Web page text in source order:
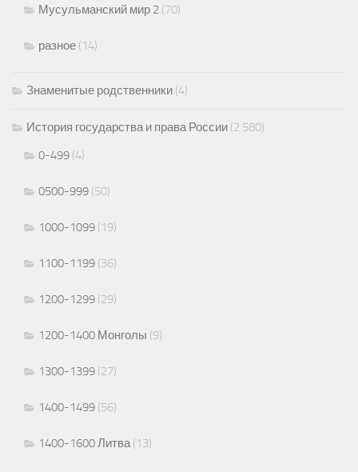
Мусульманский мир 2 (70)
разное (14)
Знаменитые родственники (4)
История государства и права России (2 580)
0-499 (4)
0500-999 (50)
1000-1099 (19)
1100-1199 (36)
1200-1299 (29)
1200-1400 Монголы (9)
1300-1399 (27)
1400-1499 (56)
1400-1600 Литва(13)